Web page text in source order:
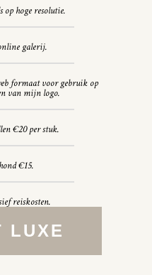
op hoge resolutie.
galerij.
formaat voor gebruik op
van mijn logo.
€20 per stuk.
€15.
reiskosten.
LUXE